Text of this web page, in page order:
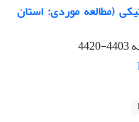
(مطالعه موردی: استان
4403-4420